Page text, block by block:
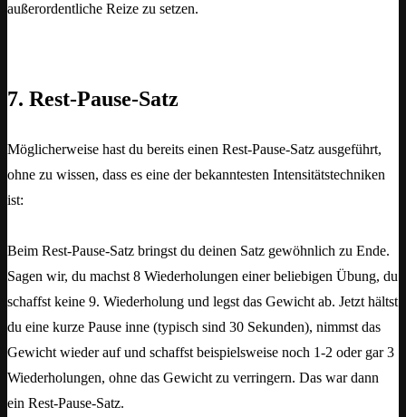
außerordentliche Reize zu setzen.
7. Rest-Pause-Satz
Möglicherweise hast du bereits einen Rest-Pause-Satz ausgeführt,
ohne zu wissen, dass es eine der bekanntesten Intensitätstechniken
ist:
Beim Rest-Pause-Satz bringst du deinen Satz gewöhnlich zu Ende.
Sagen wir, du machst 8 Wiederholungen einer beliebigen Übung, du
schaffst keine 9. Wiederholung und legst das Gewicht ab. Jetzt hältst
du eine kurze Pause inne (typisch sind 30 Sekunden), nimmst das
Gewicht wieder auf und schaffst beispielsweise noch 1-2 oder gar 3
Wiederholungen, ohne das Gewicht zu verringern. Das war dann
ein Rest-Pause-Satz.